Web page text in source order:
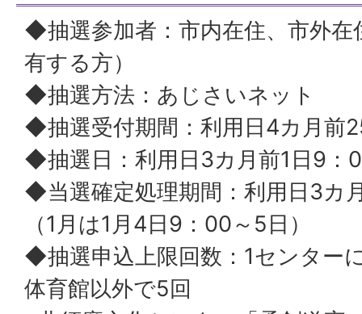
◆抽選参加者：市内在住、市外在
有する方）
◆抽選方法：あじさいネット
◆抽選受付期間：利用日4カ月
◆抽選日：利用日3カ月前1日9
◆当選確定処理期間：利用日3カ
（1月は1月4日9：00～5日）
◆抽選申込上限回数：1センター
体育館以外で5回